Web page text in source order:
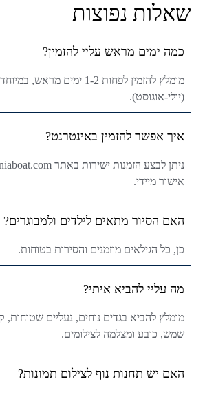
שאלות נפוצות
כמה ימים מראש עליי להזמין?
מומלץ להזמין לפחות 1-2 ימים
(יולי-אוגוסט).
איך אפשר להזמין באינטרנט?
אישור מיידי.
האם הסיור מתאים לילדים ולמבוגרים?
כן, כל הגילאים מוזמנים והסירות בטוחות.
מה עליי להביא איתי?
מומלץ להביא בגדים נוחים, נעליים
שמש, כובע ומצלמה לצילומים.
האם יש תחנות נוף לצילום תמונות?